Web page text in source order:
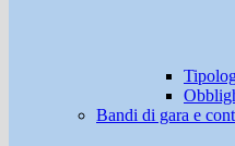
Bandi di gara e